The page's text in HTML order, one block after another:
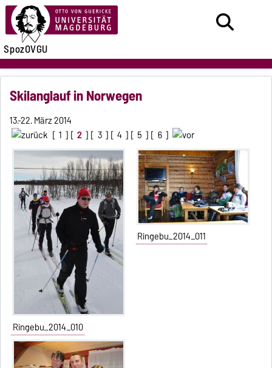
SpozOVGU
Skilanglauf in Norwegen
13.-22. März 2014
[ 1 ] [ 2 ] [ 3 ] [ 4 ] [ 5 ] [ 6 ]
Ringebu_2014_010
Ringebu_2014_011